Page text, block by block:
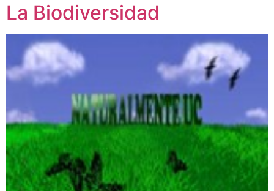
La Biodiversidad